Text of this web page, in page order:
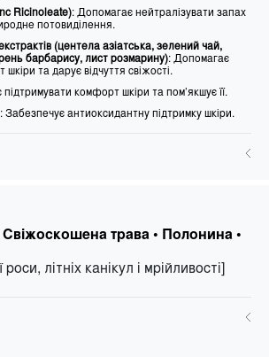
Ricinoleate): Допомагає нейтралізувати запах
потовиділення.
(центела азіатська, зелений чай,
барбарису, лист розмарину): Допомагає
та дарує відчуття свіжості.
комфорт шкіри та пом’якшує її.
: Забезпечує антиоксидантну підтримку шкіри.
Свіжоскошена трава • Полонина •
літніх канікул і мрійливості]